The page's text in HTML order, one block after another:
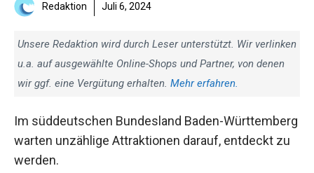
Redaktion Juli 6, 2024
Unsere Redaktion wird durch Leser unterstützt. Wir verlinken
u.a. auf ausgewählte Online-Shops und Partner, von denen
wir ggf. eine Vergütung erhalten. Mehr erfahren.
Im süddeutschen Bundesland Baden-Württemberg
warten unzählige Attraktionen darauf, entdeckt zu
werden.